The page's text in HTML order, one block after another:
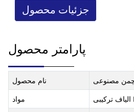
جزئیات محصول
پارامتر محصول
نام محصول
مصنوعی
مواد